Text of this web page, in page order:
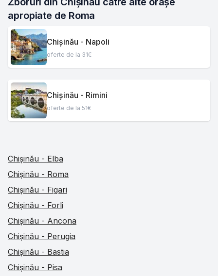
apropiate de Roma
Chișinău - Napoli
oferte de la 31€
Chișinău - Rimini
oferte de la 51€
Chișinău - Elba
Chișinău - Roma
Chișinău - Figari
Chișinău - Forli
Chișinău - Ancona
Chișinău - Perugia
Chișinău - Bastia
Chișinău - Pisa